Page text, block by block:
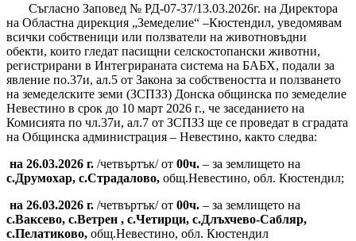
Съгласно Заповед № РД-07-37/13.03.2026г. на Директора
на Областна дирекция „Земеделие“ –Кюстендил, уведомявам
всички собственици или ползватели на животновъдни
обекти, които гледат пасищни селскостопански животни,
регистрирани в Интегрираната система на БАБХ, подали за
явление по.37и, ал.5 от Закона за собствеността и ползването
на земеделските земи (ЗСПЗЗ) Донска общинска по земеделие
Невестино в срок до 10 март 2026 г., че заседанието на
Комисията по чл.37и, ал.7 от ЗСПЗЗ ще се проведат в сградата
на Общинска администрация – Невестино, както следва:
на 26.03.2026 г. /четвъртък/ от 00ч. – за землището на
с.Друмохар, с.Страдалово, общ.Невестино, обл. Кюстендил;
на 26.03.2026 г. /четвъртък/ от 00ч. – за землището на
с.Ваксево, с.Ветрен , с.Четирци, с.Длъхчево-Сабляр,
с.Пелатиково, общ.Невестино, обл. Кюстендил